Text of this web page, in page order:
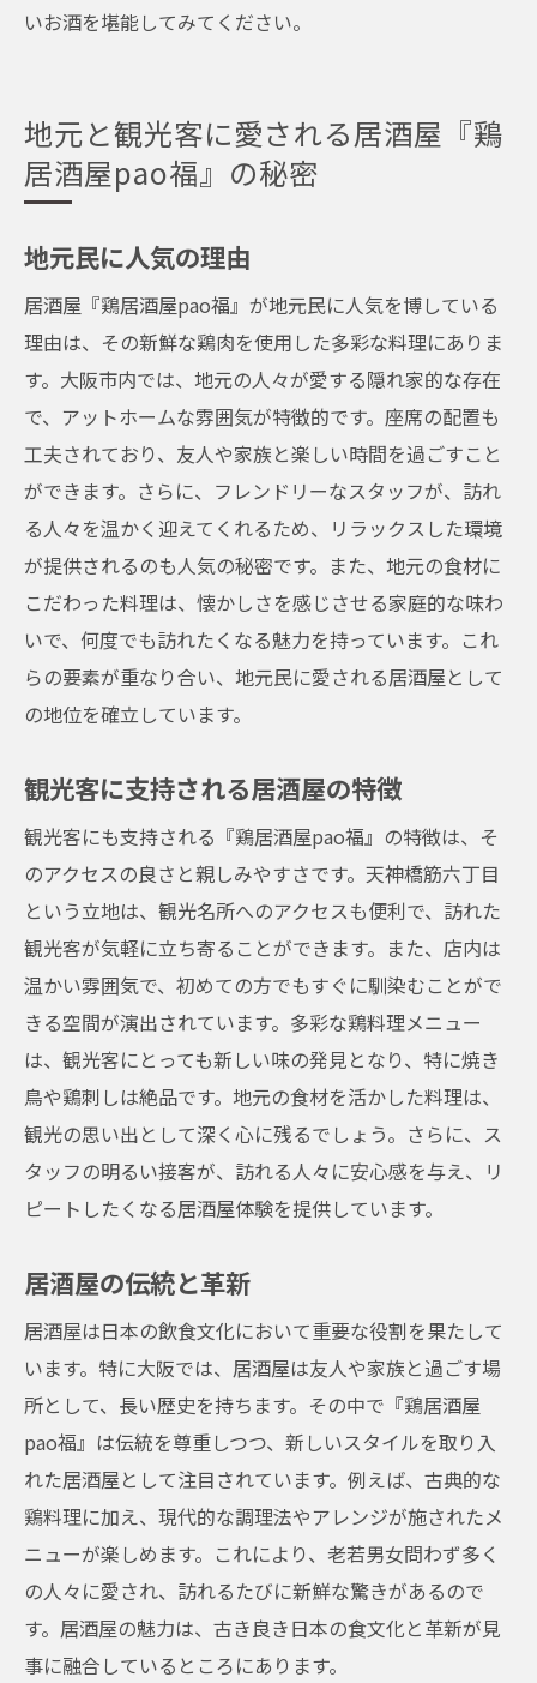
いお酒を堪能してみてください。
地元と観光客に愛される居酒屋『鶏
居酒屋pao福』の秘密
地元民に人気の理由
居酒屋『鶏居酒屋pao福』が地元民に人気を博している
理由は、その新鮮な鶏肉を使用した多彩な料理にありま
す。大阪市内では、地元の人々が愛する隠れ家的な存在
で、アットホームな雰囲気が特徴的です。座席の配置も
工夫されており、友人や家族と楽しい時間を過ごすこと
ができます。さらに、フレンドリーなスタッフが、訪れ
る人々を温かく迎えてくれるため、リラックスした環境
が提供されるのも人気の秘密です。また、地元の食材に
こだわった料理は、懐かしさを感じさせる家庭的な味わ
いで、何度でも訪れたくなる魅力を持っています。これ
らの要素が重なり合い、地元民に愛される居酒屋として
の地位を確立しています。
観光客に支持される居酒屋の特徴
観光客にも支持される『鶏居酒屋pao福』の特徴は、そ
のアクセスの良さと親しみやすさです。天神橋筋六丁目
という立地は、観光名所へのアクセスも便利で、訪れた
観光客が気軽に立ち寄ることができます。また、店内は
温かい雰囲気で、初めての方でもすぐに馴染むことがで
きる空間が演出されています。多彩な鶏料理メニュー
は、観光客にとっても新しい味の発見となり、特に焼き
鳥や鶏刺しは絶品です。地元の食材を活かした料理は、
観光の思い出として深く心に残るでしょう。さらに、ス
タッフの明るい接客が、訪れる人々に安心感を与え、リ
ピートしたくなる居酒屋体験を提供しています。
居酒屋の伝統と革新
居酒屋は日本の飲食文化において重要な役割を果たして
います。特に大阪では、居酒屋は友人や家族と過ごす場
所として、長い歴史を持ちます。その中で『鶏居酒屋
pao福』は伝統を尊重しつつ、新しいスタイルを取り入
れた居酒屋として注目されています。例えば、古典的な
鶏料理に加え、現代的な調理法やアレンジが施されたメ
ニューが楽しめます。これにより、老若男女問わず多く
の人々に愛され、訪れるたびに新鮮な驚きがあるので
す。居酒屋の魅力は、古き良き日本の食文化と革新が見
事に融合しているところにあります。